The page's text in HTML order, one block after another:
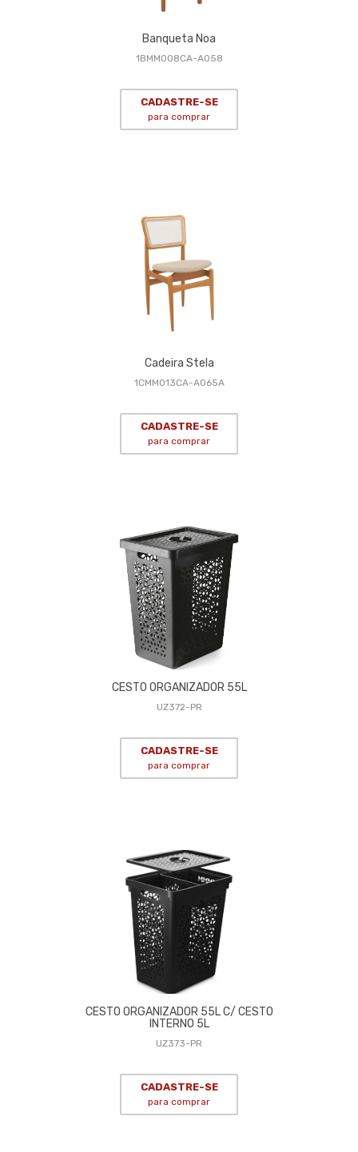
Banqueta Noa
1BMM008CA-A058
CADASTRE-SE
para comprar
Cadeira Stela
1CMM013CA-A065A
CADASTRE-SE
para comprar
CESTO ORGANIZADOR 55L
UZ372-PR
CADASTRE-SE
para comprar
CESTO ORGANIZADOR 55L C/ CESTO
INTERNO 5L
UZ373-PR
CADASTRE-SE
para comprar